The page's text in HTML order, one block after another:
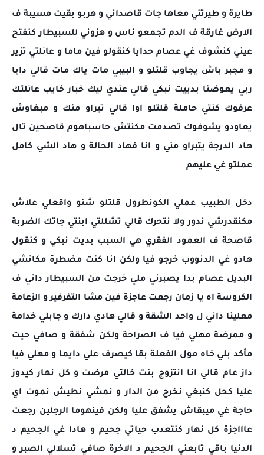
طايرة و طيرتني معاها جات قاصداني و هربو بقيت مسيبة ف
الارض غارقة ف الدم تجمعو ناس و هزوني للسبيطار كنفتح
عيني كنشوف غي عصام حدايا كنقولو فين ماما و عائلتي تزير
و مجبر باش يجاوب قلتلو و البيبي مات ياك مات قالي دابا
ربي يعوضنا بدييت نبكي قالي عندي ليك خبار خايب عائلتك
عرفوك كنتي حاملة قلتلو اوا قالي تبراو منك و مبغاوش
يعاودو يشوفوك تصدمت مكنتش حاسباهوم قاصحين تال
هاد الدرجة يتبراو مني و انا فهاد الحالة و هاد الشي كامل
عملتو غي عليهم
دخل الطبيب عملي الكونطرول قلتلو شنو واقعلي علاش
مكنقدرشي ندور ولا نتحرك قالي تشللتي ابنتي جاتك الضربة
قاصحة ف العمود الفقري هي السبب بديت نبكي و كنقول
هادو غي الدنووب خرجو فيا ولكن انا كنت مضطرة مكانشي
البديل عصام بدا يصبرني ملي خرجت من السبيطار داني ف
الكروسة اه يا زمان رجعت عاجزة فين مشا التفرفير و الزعامة
معلينا داني ل واحد الشقة و قالي هادي دارك و جابلي خدامة
و ممرضة مهلي فيا ف الصراحة ولكن شفقة و صافي حيت
مأكد بلي خاه مول الفعلة بقا كيصرف علي دايما و مهلي فيا
داز عام قالي انا انتزوج بنت خالتي مرضت و كل نهار كيدوز
عليا كحل كنبغي نخرج من الدار و نمشي نطيش نموت اي
حاجة غي ميبقاش يشفق عليا ولكن فينهوما الرجلين رجعت
عاااجزة كل نهار كنتعدب حياتي جحيم و هادا غي الجحيم د
الدنيا باقي تابعني الجحيم د الاخرة صافي تسلالي الصبر و